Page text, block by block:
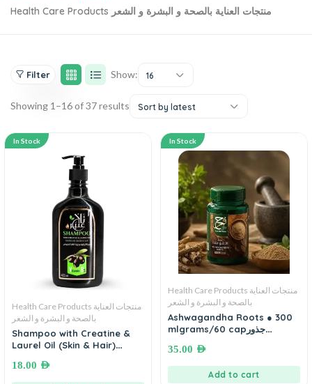
Health Care Products منتجات العناية بالصحة و البشرة و الشعر
Filter Show: 16
Showing 1–16 of 37 results Sort by latest
In Stock
Health Care Products منتجات العناية
بالصحة و البشرة و الشعر
Shampoo with Creatine &
Laurel Oil (Skin & Hair)
للجسم و الشعر
18.00 AED
In Stock
Health Care Products منتجات العناية
بالصحة و البشرة و الشعر
Ashwagandha Roots ● 300
mlgrams/60 capجذور
35.00 AED
Add to cart